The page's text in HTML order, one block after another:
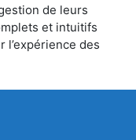
de leurs
et intuitifs
l’expérience des